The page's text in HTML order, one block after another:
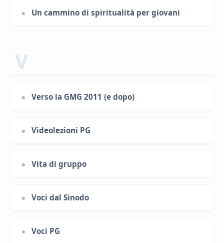
Un cammino di spiritualità per giovani
V
Verso la GMG 2011 (e dopo)
Videolezioni PG
Vita di gruppo
Voci dal Sinodo
Voci PG